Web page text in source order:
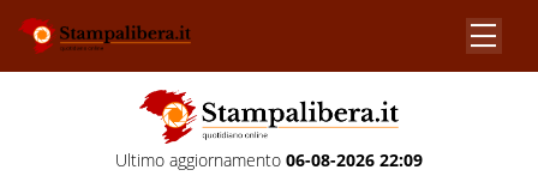
Ultimo aggiornamento 06-08-2026 22:09